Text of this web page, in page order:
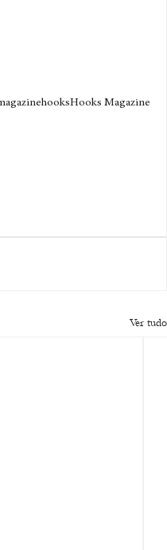
hooksHooks Magazine
Ver tudo